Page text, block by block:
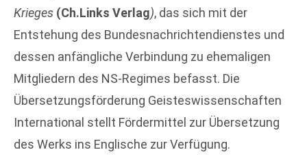
Krieges (Ch.Links Verlag), das sich mit der
Entstehung des Bundesnachrichtendienstes und
dessen anfängliche Verbindung zu ehemaligen
Mitgliedern des NS-Regimes befasst. Die
Übersetzungsförderung Geisteswissenschaften
International stellt Fördermittel zur Übersetzung
des Werks ins Englische zur Verfügung.